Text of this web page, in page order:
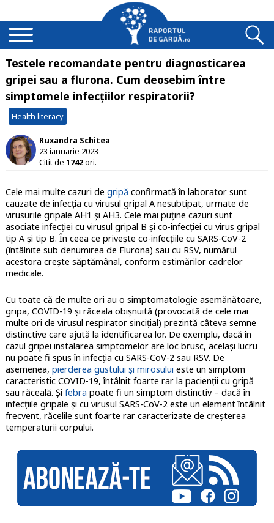
Testele recomandate pentru diagnosticarea
gripei sau a flurona. Cum deosebim între
simptomele infecțiilor respiratorii?
Health literacy
Ruxandra Schitea
23 ianuarie 2023
Citit de 1742ori.
Cele mai multe cazuri de gripă confirmată în laborator sunt
cauzate de infecția cu virusul gripal A nesubtipat, urmate de
virusurile gripale AH1 și AH3. Cele mai puține cazuri sunt
asociate infecției cu virusul gripal B și co-infecției cu virus gripal
tip A și tip B. În ceea ce privește co-infecțiile cu SARS-CoV-2
(întâlnite sub denumirea de Flurona) sau cu RSV, numărul
acestora crește săptămânal, conform estimărilor cadrelor
medicale.
Cu toate că de multe ori au o simptomatologie asemănătoare,
gripa, COVID-19 și răceala obișnuită (provocată de cele mai
multe ori de virusul respirator sincițial) prezintă câteva semne
distinctive care ajută la identificarea lor. De exemplu, dacă în
cazul gripei instalarea simptomelor are loc brusc, același lucru
nu poate fi spus în infecția cu SARS-CoV-2 sau RSV. De
asemenea, pierderea gustului și mirosului este un simptom
caracteristic COVID-19, întâlnit foarte rar la pacienții cu gripă
sau răceală. Și febra poate fi un simptom distinctiv – dacă în
infecțiile gripale și cu virusul SARS-CoV-2 este un element întâlnit
frecvent, răcelile sunt foarte rar caracterizate de creșterea
temperaturii corpului.